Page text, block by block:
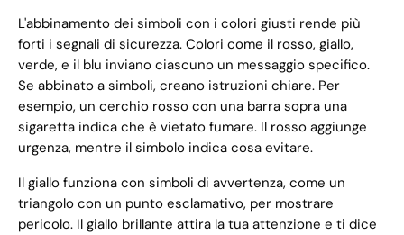
L'abbinamento dei simboli con i colori giusti rende più
forti i segnali di sicurezza. Colori come il rosso, giallo,
verde, e il blu inviano ciascuno un messaggio specifico.
Se abbinato a simboli, creano istruzioni chiare. Per
esempio, un cerchio rosso con una barra sopra una
sigaretta indica che è vietato fumare. Il rosso aggiunge
urgenza, mentre il simbolo indica cosa evitare.
Il giallo funziona con simboli di avvertenza, come un
triangolo con un punto esclamativo, per mostrare
pericolo. Il giallo brillante attira la tua attenzione e ti dice